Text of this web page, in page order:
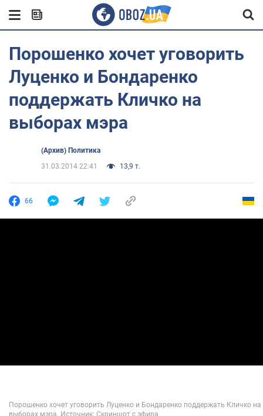
Порошенко хочет уговорить
Луценко и Бондаренко
поддержать Кличко на
выборах мэра
(Архив) Политика
31.03.2014 22:41
13,9 т.
66